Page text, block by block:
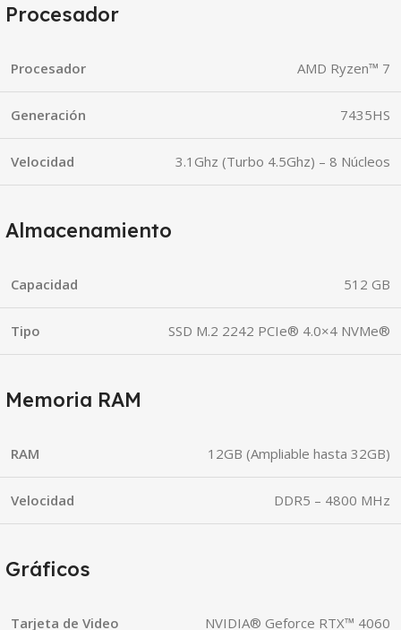
Procesador
Procesador AMD Ryzen™ 7
Generación 7435HS
Velocidad 3.1Ghz (Turbo 4.5Ghz) – 8 Núcleos
Almacenamiento
Capacidad 512 GB
Tipo SSD M.2 2242 PCIe® 4.0×4 NVMe®
Memoria RAM
RAM 12GB (Ampliable hasta 32GB)
Velocidad DDR5 – 4800 MHz
Gráficos
Tarjeta de Video NVIDIA® Geforce RTX™ 4060